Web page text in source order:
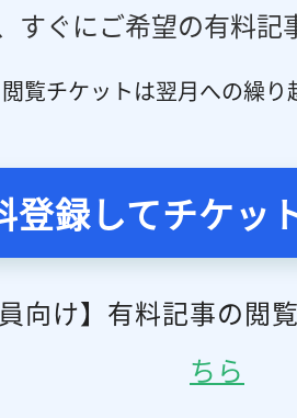
すぐにご希望の有料記
覧チケットは翌月への繰り
登録してチケッ
員向け】有料記事の閲
ちら